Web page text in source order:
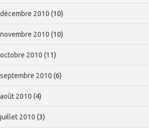
décembre 2010 (10)
novembre 2010 (10)
octobre 2010 (11)
septembre 2010 (6)
août 2010 (4)
juillet 2010 (3)